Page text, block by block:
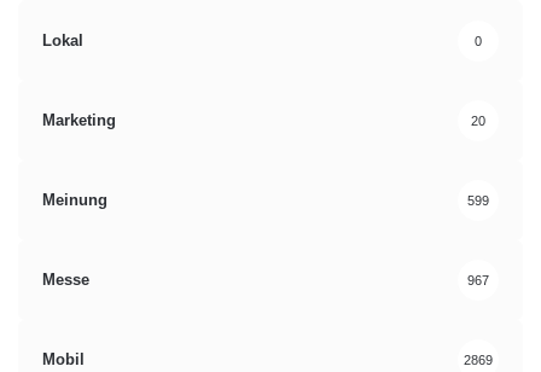
Lokal 0
Marketing 20
Meinung 599
Messe 967
Mobil 2869